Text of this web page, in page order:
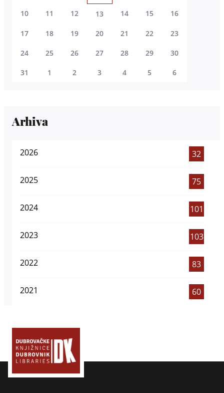
10 11 12 13 14 15 16
17 18 19 20 21 22 23
24 25 26 27 28 29 30
31 1 2 3 4 5 6
Arhiva
2026 32
2025 75
2024 101
2023 103
2022 83
2021 60